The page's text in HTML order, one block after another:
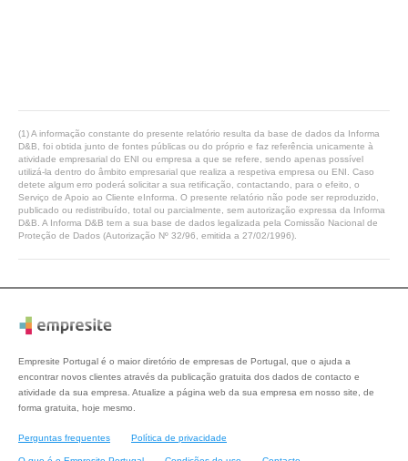
(1) A informação constante do presente relatório resulta da base de dados da Informa
D&B, foi obtida junto de fontes públicas ou do próprio e faz referência unicamente à
atividade empresarial do ENI ou empresa a que se refere, sendo apenas possível
utilizá-la dentro do âmbito empresarial que realiza a respetiva empresa ou ENI. Caso
detete algum erro poderá solicitar a sua retificação, contactando, para o efeito, o
Serviço de Apoio ao Cliente eInforma. O presente relatório não pode ser reproduzido,
publicado ou redistribuído, total ou parcialmente, sem autorização expressa da Informa
D&B. A Informa D&B tem a sua base de dados legalizada pela Comissão Nacional de
Proteção de Dados (Autorização Nº 32/96, emitida a 27/02/1996).
Empresite Portugal é o maior diretório de empresas de Portugal, que o ajuda a
encontrar novos clientes através da publicação gratuita dos dados de contacto e
atividade da sua empresa. Atualize a página web da sua empresa em nosso site, de
forma gratuita, hoje mesmo.
Perguntas frequentes Política de privacidade